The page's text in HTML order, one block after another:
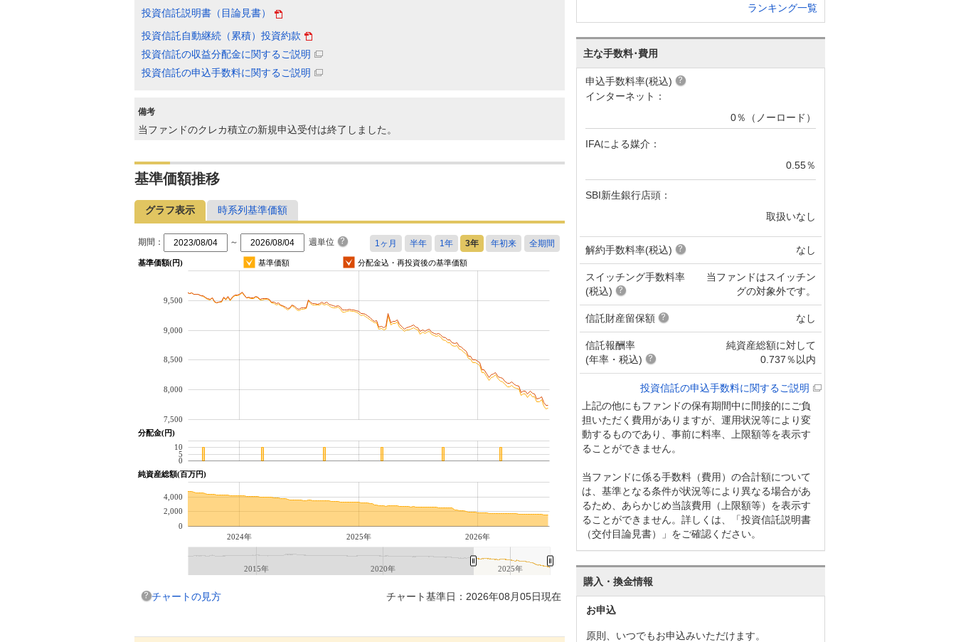
投資信託説明書（目論見書）
投資信託自動継続（累積）投資約款
投資信託の収益分配金に関するご説明
投資信託の申込手数料に関するご説明
備考
当ファンドのクレカ積立の新規申込受付は終了しました。
基準価額推移
グラフ表示 時系列基準価額
期間： ～ 週単位
基準価額(円) 基準価額 分配金込・再投資後の基準価額
7,500
8,000
8,500
9,000
9,500
分配金(円)
0
5
10
純資産総額(百万円)
2024年 2025年 2026年
0
2,000
4,000
2015年 2020年 2025年
チャートの見方 チャート基準日：2026年08月05日現在
ランキング一覧
主な手数料･費用
申込手数料率(税込)
インターネット：
0％（ノーロード）
IFAによる媒介：
0.55％
SBI新生銀行店頭：
取扱いなし
解約手数料率(税込) なし
スイッチング手数料率
(税込)
当ファンドはスイッチン
グの対象外です。
信託財産留保額 なし
信託報酬率
(年率・税込)
純資産総額に対して
0.737％以内
投資信託の申込手数料に関するご説明
上記の他にもファンドの保有期間中に間接的にご負
担いただく費用がありますが、運用状況等により変
動するものであり、事前に料率、上限額等を表示す
ることができません。
当ファンドに係る手数料（費用）の合計額について
は、基準となる条件が状況等により異なる場合があ
るため、あらかじめ当該費用（上限額等）を表示す
ることができません。詳しくは、「投資信託説明書
（交付目論見書）」をご確認ください。
購入・換金情報
お申込
原則、いつでもお申込みいただけます。